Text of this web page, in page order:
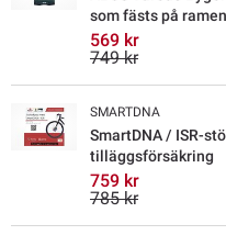
som fästs på ramen
569 kr
749 kr
SMARTDNA
SmartDNA / ISR-
tilläggsförsäkring
759 kr
785 kr